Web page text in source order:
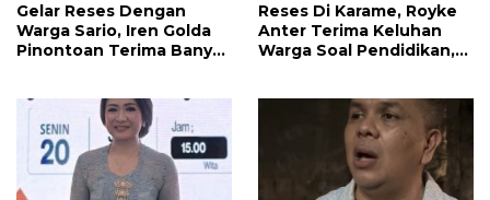
Gelar Reses Dengan
Warga Sario, Iren Golda
Pinontoan Terima Banyak
Reses Di Karame, Royke
Anter Terima Keluhan
Warga Soal Pendidikan,